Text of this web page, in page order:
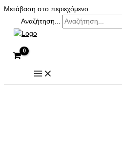
Μετάβαση στο περιεχόμενο
Αναζήτηση...